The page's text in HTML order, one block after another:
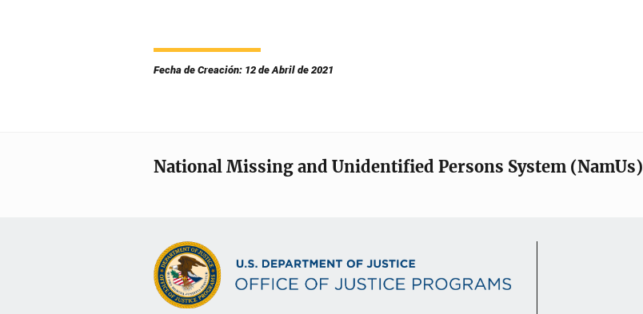
Fecha de Creación: 12 de Abril de 2021
National Missing and Unidentified Persons System (NamUs)